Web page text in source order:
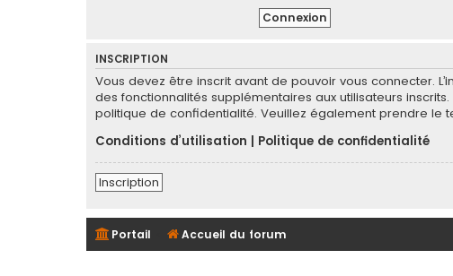
INSCRIPTION
Vous devez être inscrit avant de pouvoir vous connecter.
des fonctionnalités supplémentaires aux utilisateurs
politique de confidentialité. Veuillez également prendre le
Conditions d’utilisation
Politique de confidentialité
Inscription
Portail Accueil du forum